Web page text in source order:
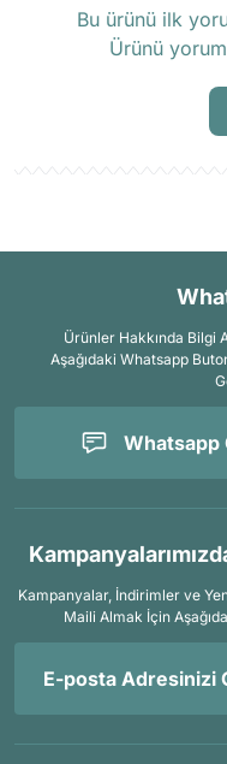
Bu ürünü ilk
Ürünü
Ürünler Hakkında Bilgi
Aşağıdaki Whatsapp
Whatsapp
Kampanyalar, İndirimler ve
Maili Almak İçin